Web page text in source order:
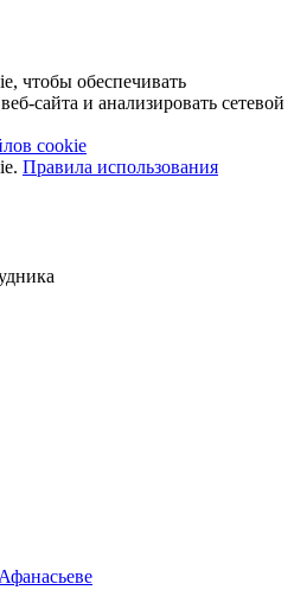
чтобы обеспечивать
сайта и анализировать сетевой
cookie
Правила использования